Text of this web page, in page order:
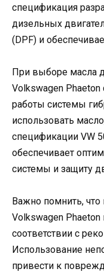
спецификация
дизельных
(DPF) и
При выборе масла
Volkswagen Phaeton
работы системы
использовать
спецификации VW
обеспечивает
системы и защиту
Важно помнить,
Volkswagen
соответствии с
Использование
привести к